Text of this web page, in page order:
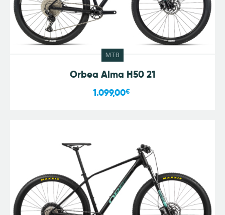
MTB
Orbea Alma H50 21
1.099,00€